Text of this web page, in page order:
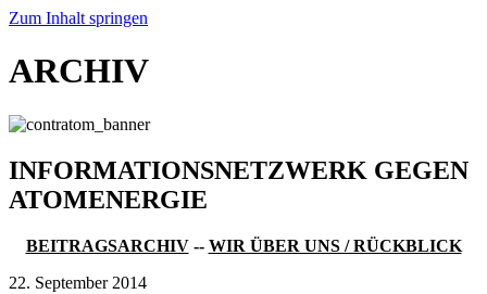
Zum Inhalt springen
ARCHIV
INFORMATIONSNETZWERK GEGEN
ATOMENERGIE
BEITRAGSARCHIV-- WIR ÜBER UNS / RÜCKBLICK
22. September 2014